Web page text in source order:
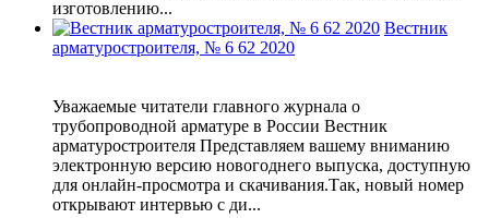
изготовлению...
Вестник
арматуростроителя, № 6 62 2020
Уважаемые читатели главного журнала о
трубопроводной арматуре в России Вестник
арматуростроителя Представляем вашему вниманию
электронную версию новогоднего выпуска, доступную
для онлайн-просмотра и скачивания.Так, новый номер
открывают интервью c ди...